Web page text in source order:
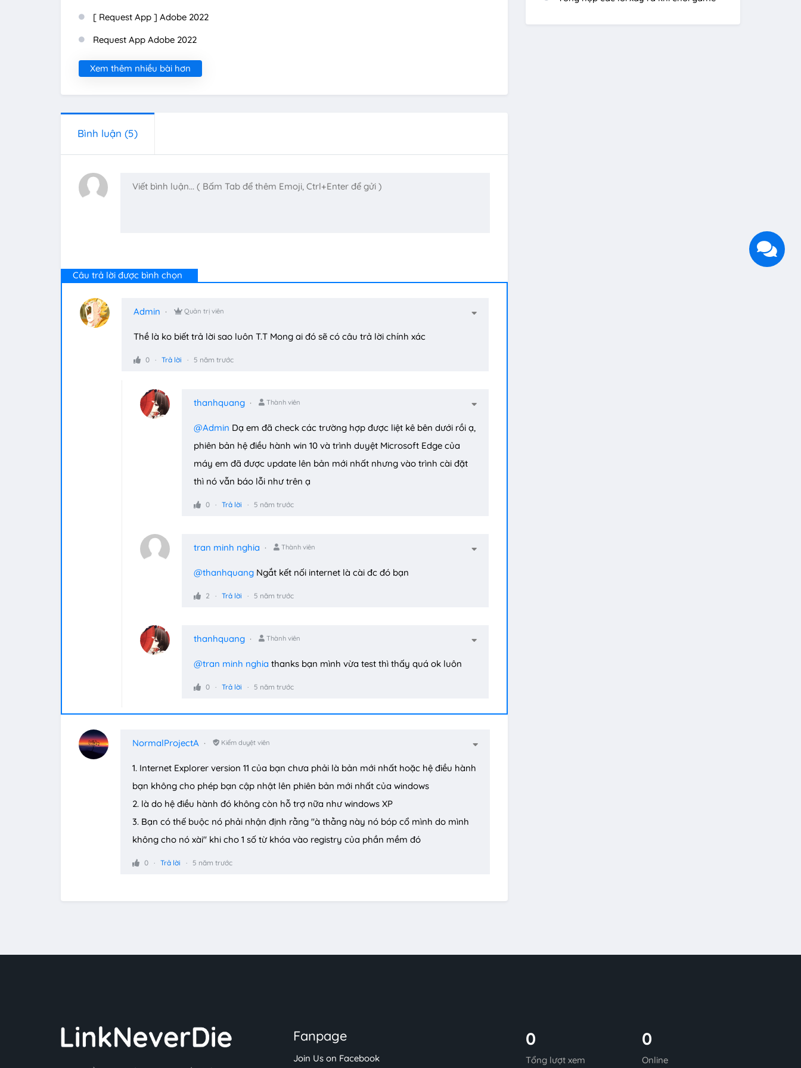
[ Request App ] Adobe 2022
Request App Adobe 2022
Xem thêm nhiều bài hơn
Bình luận (5)
Câu trả lời được bình chọn
Admin Quản trị viên
Thề là ko biết trả lời sao luôn T.T Mong ai đó sẽ có câu trả lời chính xác
0 Trả lời 5 năm trước
thanhquang Thành viên
@Admin Dạ em đã check các trường hợp được liệt kê bên dưới rồi ạ,
phiên bản hệ điều hành win 10 và trình duyệt Microsoft Edge của
máy em đã được update lên bản mới nhất nhưng vào trình cài đặt
thì nó vẫn báo lỗi như trên ạ
0 Trả lời 5 năm trước
tran minh nghia Thành viên
@thanhquang Ngắt kết nối internet là cài đc đó bạn
2 Trả lời 5 năm trước
thanhquang Thành viên
@tran minh nghia thanks bạn mình vừa test thì thấy quá ok luôn
0 Trả lời 5 năm trước
NormalProjectA Kiểm duyệt viên
1. Internet Explorer version 11 của bạn chưa phải là bản mới nhất hoặc hệ điều hành
bạn không cho phép bạn cập nhật lên phiên bản mới nhất của windows
2. là do hệ điều hành đó không còn hỗ trợ nữa như windows XP
3. Bạn có thế buộc nó phải nhận định rằng "à thằng này nó bóp cổ mình do mình
không cho nó xài" khi cho 1 số từ khóa vào registry của phần mềm đó
0 Trả lời 5 năm trước
Fanpage
Join Us on Facebook
0
Tổng lượt xem
0
Online